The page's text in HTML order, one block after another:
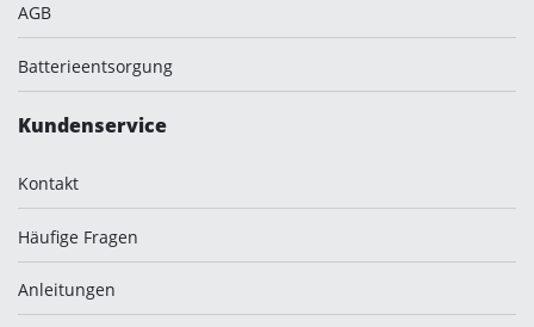
AGB
Batterieentsorgung
Kundenservice
Kontakt
Häufige Fragen
Anleitungen